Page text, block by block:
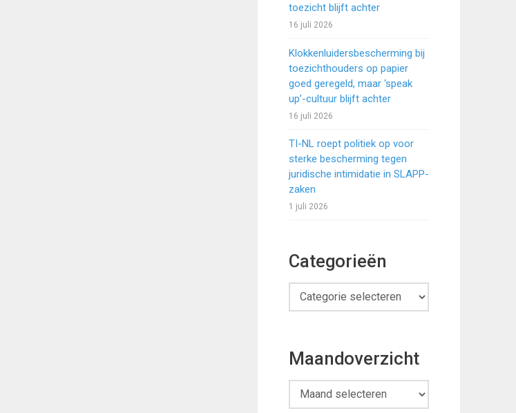
toezicht blijft achter
16 juli 2026
Klokkenluidersbescherming bij
toezichthouders op papier
goed geregeld, maar ‘speak
up’-cultuur blijft achter
16 juli 2026
TI-NL roept politiek op voor
sterke bescherming tegen
juridische intimidatie in SLAPP-
zaken
1 juli 2026
Categorieën
Categorieën
Maandoverzicht
Maandoverzicht